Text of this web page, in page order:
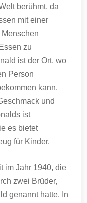
berühmt, da
mit einer
zu
ist der Ort, wo
Person
kann.
und
ist
es bietet
für Kinder.
im Jahr 1940, die
zwei Brüder,
genannt hatte. In